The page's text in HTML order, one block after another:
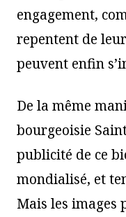
engagement,
repentent de
peuvent enfin
De la même
bourgeoisie
publicité de ce
mondialisé, et
Mais les images